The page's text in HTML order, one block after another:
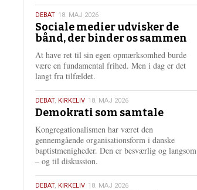
18.
maj
2026
DEBAT 18. MAJ 2026
Sociale medier udvisker de
bånd, der binder os sammen
At have ret til sin egen opmærksomhed burde
være en fundamental frihed. Men i dag er det
langt fra tilfældet.
18.
maj
2026
DEBAT, KIRKELIV 18. MAJ 2026
Demokrati som samtale
Kongregationalismen har været den
gennemgående organisationsform i danske
baptistmenigheder. Den er besværlig og langsom
– og til diskussion.
18.
DEBAT, KIRKELIV 18. MAJ 2026